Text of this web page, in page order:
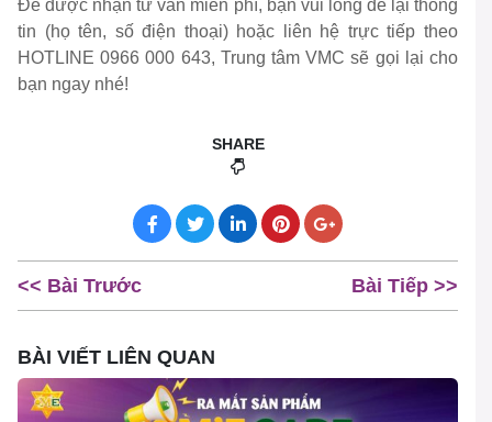
Để được nhận tư vấn miễn phí, bạn vui lòng để lại thông
tin (họ tên, số điện thoại) hoặc liên hệ trực tiếp theo
HOTLINE 0966 000 643, Trung tâm VMC sẽ gọi lại cho
bạn ngay nhé!
SHARE
<< Bài Trước Bài Tiếp >>
BÀI VIẾT LIÊN QUAN